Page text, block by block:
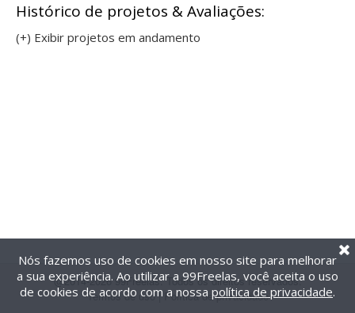
Histórico de projetos & Avaliações:
(+) Exibir projetos em andamento
@2014-2026 99Freelas. Todos os direitos reservados.
Termos de uso| Política de privacidade
Nós fazemos uso de cookies em nosso site para melhorar
a sua experiência. Ao utilizar a 99Freelas, você aceita o uso
de cookies de acordo com a nossa política de privacidade.